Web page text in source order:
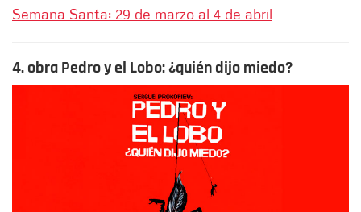
Semana Santa: 29 de marzo al 4 de abril
4. obra Pedro y el Lobo: ¿quién dijo miedo?